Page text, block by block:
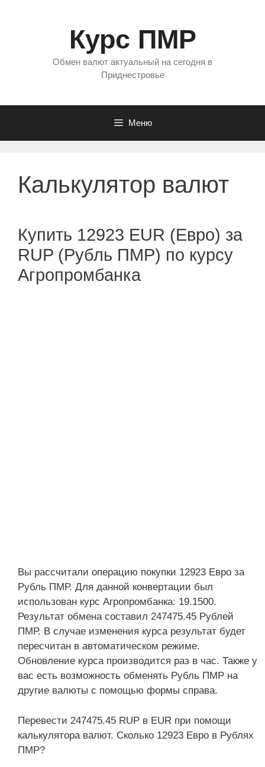
Курс ПМР
Обмен валют актуальный на сегодня в
Приднестровье
Меню
Калькулятор валют
Купить 12923 EUR (Евро) за
RUP (Рубль ПМР) по курсу
Агропромбанка
Вы рассчитали операцию покупки 12923 Евро за
Рубль ПМР. Для данной конвертации был
использован курс Агропромбанка: 19.1500.
Результат обмена составил 247475.45 Рублей
ПМР. В случае изменения курса результат будет
пересчитан в автоматическом режиме.
Обновление курса производится раз в час. Также у
вас есть возможность обменять Рубль ПМР на
другие валюты с помощью формы справа.
Перевести 247475.45 RUP в EUR при помощи
калькулятора валют. Сколько 12923 Евро в Рублях
ПМР?